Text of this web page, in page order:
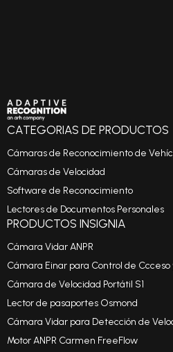
CATEGORIAS DE PRODUCTOS
Cámaras de Reconocimiento de
Cámaras de Velocidad
Software de Reconocimiento
Lectores de Documentos Personales
PRODUCTOS INSIGNIA
Cámara Vidar ANPR
Cámara Einar para Control de
Cámara de Velocidad Portátil S1
Lector de pasaportes Osmond
Cámara Vidar para Detección de
Motor ANPR Carmen FreeFlow